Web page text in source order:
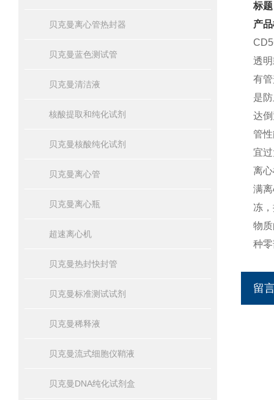
贝克曼离心管热封器
贝克曼蓝色测试管
贝克曼清洁液
核酸提取和纯化试剂
贝克曼核酸纯化试剂
贝克曼离心管
贝克曼离心瓶
超速离心机
贝克曼热封快封管
贝克曼标准测试试剂
贝克曼稀释液
贝克曼流式细胞仪鞘液
贝克曼DNA纯化试剂盒
标
产
透
有
是
达
管
宜
离
满
冻
物
种
留